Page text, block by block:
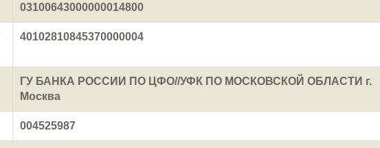
03100643000000014800
40102810845370000004
ГУ БАНКА РОССИИ ПО ЦФО//УФК ПО МОСКОВСКОЙ ОБЛАСТИ г.
Москва
004525987